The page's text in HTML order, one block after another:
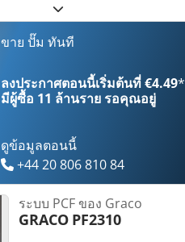
ขาย ปั๊ม ทันที
ลงประกาศตอนนี้เริ่มต้นที่ €4.49*
มีผู้ซื้อ 11 ล้านราย รอคุณอยู่
ดูข้อมูลตอนนี้
+44 20 806 810 84
ระบบ PCF ของ Graco
GRACO PF2310